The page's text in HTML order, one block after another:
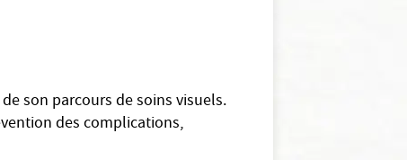
son parcours de soins visuels.
des complications,